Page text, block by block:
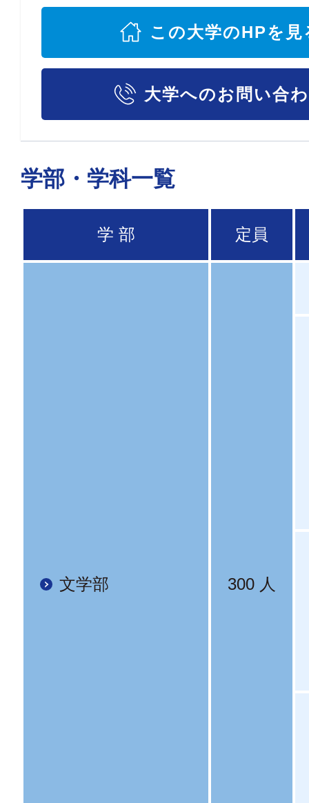
この大学のHPを見
大学へのお問い合
学部・学科一覧
学 部 定員
文学部 300 人